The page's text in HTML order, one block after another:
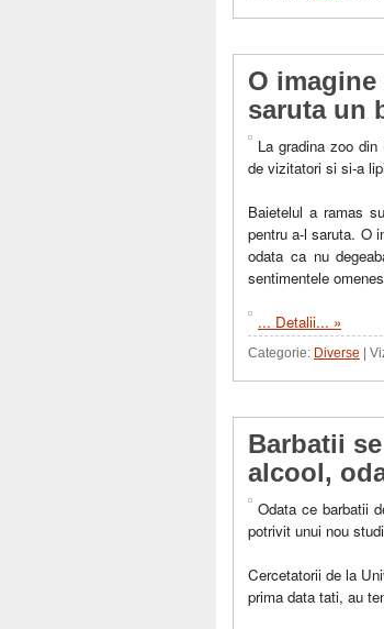
O
saruta un
La gradina zoo
de vizitatori si si-a
Baietelul a ramas
pentru a-l saruta. O
odata ca nu
sentimentele
... Detalii... »
Categorie: Diverse |
Barbatii
alcool,
Odata ce barbatii
potrivit unui nou
Cercetatorii de la
prima data tati, au